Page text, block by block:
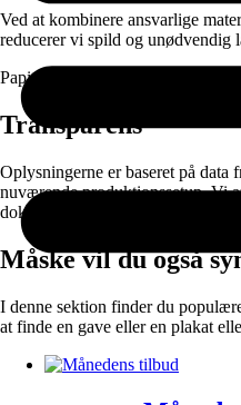
Ved at kombinere ansvarlige
reducerer vi spild og unødvendig
Papir og emballage kan sorteres
Transparens
Oplysningerne er baseret på data
nuværende produktionssetup. Vi
dokumentation og materialevalg.
Måske vil du også
I denne sektion finder du
at finde en gave eller en plakat